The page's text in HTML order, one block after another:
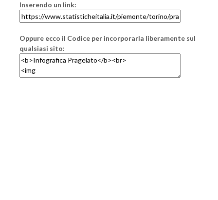
Inserendo un link:
Oppure ecco il Codice per incorporarla liberamente sul
qualsiasi sito: